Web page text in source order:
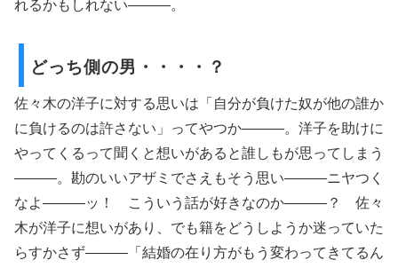
れるかもしれない―――。
どっち側の男・・・・？
佐々木の洋子に対する思いは「自分が負けた奴が他の誰か
に負けるのは許さない」ってやつか―――。洋子を助けに
やってくるって聞くと想いがあると誰しもが思ってしまう
―――。勘のいいアザミでさえもそう思い―――ニヤつく
なよ―――ッ！ こういう話が好きなのか―――？ 佐々
木が洋子に想いがあり、でも籍をどうしようか迷っていた
らすかさず―――「結婚の在り方がもう変わってきてるん